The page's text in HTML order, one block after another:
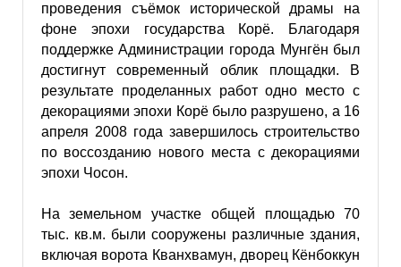
проведения съёмок исторической драмы на
фоне эпохи государства Корё. Благодаря
поддержке Администрации города Мунгён был
достигнут современный облик площадки. В
результате проделанных работ одно место с
декорациями эпохи Корё было разрушено, а 16
апреля 2008 года завершилось строительство
по воссозданию нового места с декорациями
эпохи Чосон.
На земельном участке общей площадью 70
тыс. кв.м. были сооружены различные здания,
включая ворота Кванхвамун, дворец Кёнбоккун